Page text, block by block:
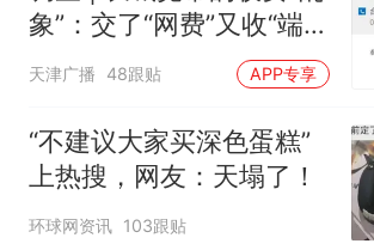
象”：交了“网费”又收“端口
费”，退费没着落，使用期
可延长到2037年
天津广播 48跟贴 APP专享
“不建议大家买深色蛋糕”
上热搜，网友：天塌了！
环球网资讯 103跟贴